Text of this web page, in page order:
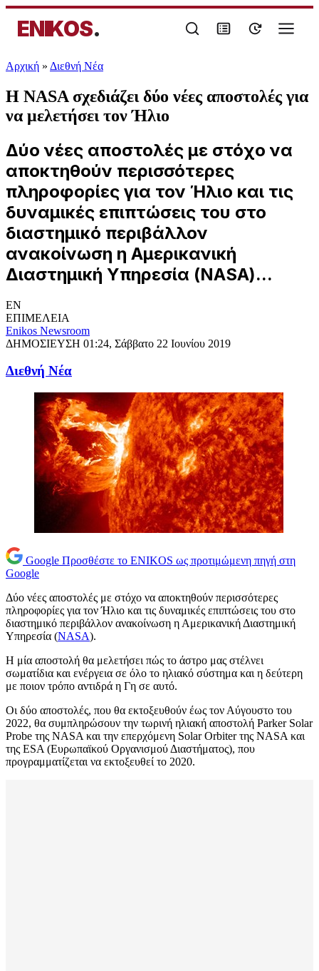
ENIKOS.
Αρχική » Διεθνή Νέα
Η NASA σχεδιάζει δύο νέες αποστολές για
να μελετήσει τον Ήλιο
Δύο νέες αποστολές με στόχο να
αποκτηθούν περισσότερες
πληροφορίες για τον Ήλιο και τις
δυναμικές επιπτώσεις του στο
διαστημικό περιβάλλον
ανακοίνωση η Αμερικανική
Διαστημική Υπηρεσία (NASA)...
EN
ΕΠΙΜΕΛΕΙΑ
Enikos Newsroom
ΔΗΜΟΣΙΕΥΣΗ 01:24, Σάββατο 22 Ιουνίου 2019
Διεθνή Νέα
Google Προσθέστε το ENIKOS ως προτιμώμενη πηγή στη
Google
Δύο νέες αποστολές με στόχο να αποκτηθούν περισσότερες
πληροφορίες για τον Ήλιο και τις δυναμικές επιπτώσεις του στο
διαστημικό περιβάλλον ανακοίνωση η Αμερικανική Διαστημική
Υπηρεσία (NASA).
Η μία αποστολή θα μελετήσει πώς το άστρο μας στέλνει
σωματίδια και ενέργεια σε όλο το ηλιακό σύστημα και η δεύτερη
με ποιον τρόπο αντιδρά η Γη σε αυτό.
Οι δύο αποστολές, που θα εκτοξευθούν έως τον Αύγουστο του
2022, θα συμπληρώσουν την τωρινή ηλιακή αποστολή Parker Solar
Probe της NASA και την επερχόμενη Solar Orbiter της NASA και
της ESA (Ευρωπαϊκού Οργανισμού Διαστήματος), που
προγραμματίζεται να εκτοξευθεί το 2020.